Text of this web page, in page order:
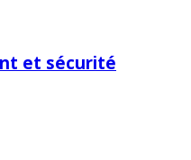
et sécurité